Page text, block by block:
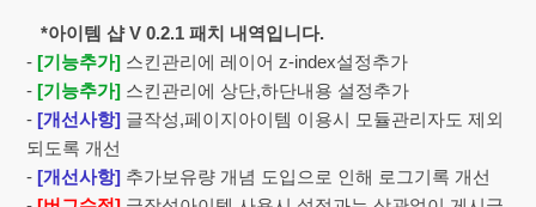
*아이템 샵 V 0.2.1 패치 내역입니다.
- [기능추가] 스킨관리에 레이어 z-index설정추가
- [기능추가] 스킨관리에 상단,하단내용 설정추가
- [개선사항] 글작성,페이지아이템 이용시 모듈관리자도 제외
되도록 개선
- [개선사항] 추가보유량 개념 도입으로 인해 로그기록 개선